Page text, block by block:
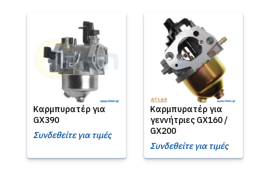
Καρμπυρατέρ για
GX390
Συνδεθείτε για τιμές
Καρμπυρατέρ για
γεννήτριες GX160 /
GX200
Συνδεθείτε για τιμές